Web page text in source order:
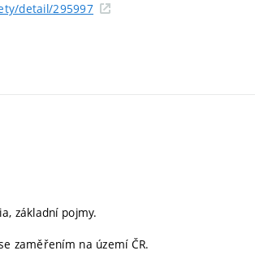
detail/295997
základní pojmy.
zaměřením na území ČR.